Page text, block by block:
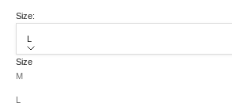
Size:
L
Size
M